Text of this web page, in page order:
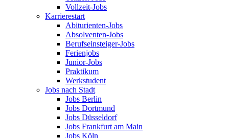
Vollzeit-Jobs
Karrierestart
Abiturienten-Jobs
Absolventen-Jobs
Berufseinsteiger-Jobs
Ferienjobs
Junior-Jobs
Praktikum
Werkstudent
Jobs nach Stadt
Jobs Berlin
Jobs Dortmund
Jobs Düsseldorf
Jobs Frankfurt am Main
Jobs Köln